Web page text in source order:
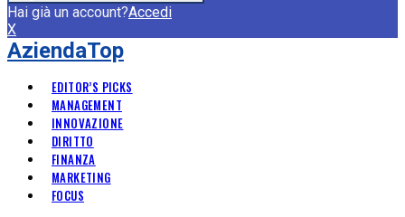
Hai già un account?Accedi
X
AziendaTop
EDITOR’S PICKS
MANAGEMENT
INNOVAZIONE
DIRITTO
FINANZA
MARKETING
FOCUS